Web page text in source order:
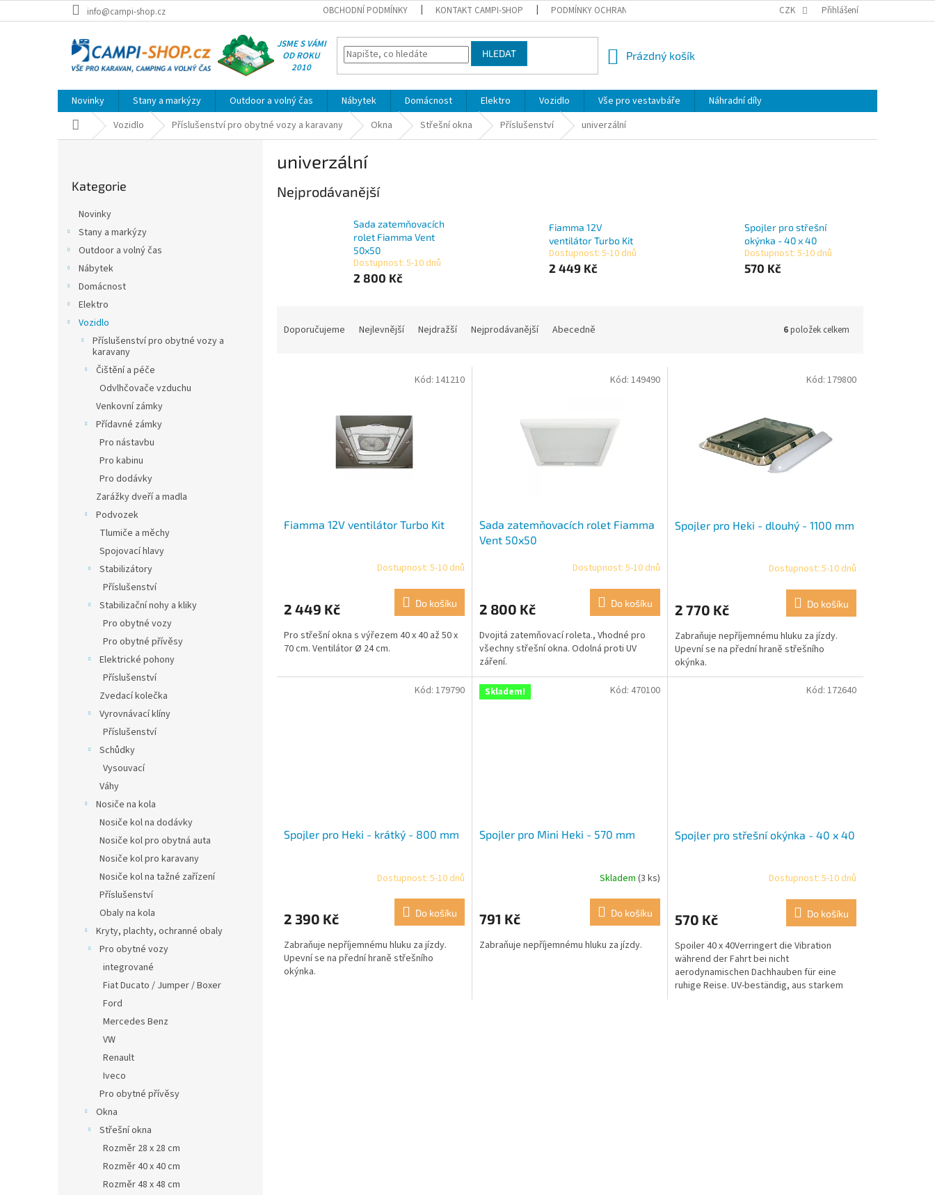
na
info@campi-shop.cz OBCHODNÍ PODMÍNKY KONTAKT CAMPI-SHOP PODMÍNKY OCHRANY OSOBNÍCH ÚDAJŮ REKLAMACE
CZK Přihlášení
JSME S VÁMI
OD ROKU
2010
HLEDAT
NÁKUPNÍ
Prázdný košík
Novinky Stany a markýzy Outdoor a volný čas Nábytek Domácnost Elektro Vozidlo Vše pro vestavbáře
Náhradní díly
Domů Vozidlo Příslušenství pro obytné vozy a karavany Okna Střešní okna Příslušenství univerzální
kategorie
Kategorie
Novinky
Stany a markýzy
Outdoor a volný čas
Nábytek
Domácnost
Elektro
Vozidlo
Příslušenství pro obytné vozy a
karavany
Čištění a péče
Odvlhčovače vzduchu
Venkovní zámky
Přídavné zámky
Pro nástavbu
Pro kabinu
Pro dodávky
Zarážky dveří a madla
Podvozek
Tlumiče a měchy
Spojovací hlavy
Stabilizátory
Příslušenství
Stabilizační nohy a kliky
Pro obytné vozy
Pro obytné přívěsy
Elektrické pohony
Příslušenství
Zvedací kolečka
Vyrovnávací klíny
Příslušenství
Schůdky
Vysouvací
Váhy
Nosiče na kola
Nosiče kol na dodávky
Nosiče kol pro obytná auta
Nosiče kol pro karavany
Nosiče kol na tažné zařízení
Příslušenství
Obaly na kola
Kryty, plachty, ochranné obaly
Pro obytné vozy
integrované
Fiat Ducato / Jumper / Boxer
Ford
Mercedes Benz
VW
Renault
Iveco
Pro obytné přívěsy
Okna
Střešní okna
Rozměr 28 x 28 cm
Rozměr 40 x 40 cm
Rozměr 48 x 48 cm
univerzální
Nejprodávanější
Sada zatemňovacích
rolet Fiamma Vent
50x50
Dostupnost: 5-10 dnů
2 800 Kč
Fiamma 12V
ventilátor Turbo Kit
Dostupnost: 5-10 dnů
2 449 Kč
Spojler pro střešní
okýnka - 40 x 40
Dostupnost: 5-10 dnů
570 Kč
Doporučujeme Nejlevnější Nejdražší Nejprodávanější Abecedně 6položek celkem
Fiamma 12V ventilátor Turbo Kit
Dostupnost: 5-10 dnů
2 449 Kč Do košíku
Pro střešní okna s výřezem 40 x 40 až 50 x
70 cm. Ventilátor Ø 24 cm.
Kód: 141210
Sada zatemňovacích rolet Fiamma
Vent 50x50
Dostupnost: 5-10 dnů
2 800 Kč Do košíku
Dvojitá zatemňovací roleta., Vhodné pro
všechny střešní okna. Odolná proti UV
záření.
Kód: 149490
Spojler pro Heki - dlouhý - 1100 mm
Dostupnost: 5-10 dnů
2 770 Kč Do košíku
Zabraňuje nepříjemnému hluku za jízdy.
Upevní se na přední hraně střešního
okýnka.
Kód: 179800
Spojler pro Heki - krátký - 800 mm
Dostupnost: 5-10 dnů
2 390 Kč Do košíku
Zabraňuje nepříjemnému hluku za jízdy.
Upevní se na přední hraně střešního
okýnka.
Kód: 179790 Skladem!
Spojler pro Mini Heki - 570 mm
Skladem (3 ks)
791 Kč Do košíku
Zabraňuje nepříjemnému hluku za jízdy.
Kód: 470100
Spojler pro střešní okýnka - 40 x 40
Dostupnost: 5-10 dnů
570 Kč Do košíku
Spoiler 40 x 40Verringert die Vibration
während der Fahrt bei nicht
aerodynamischen Dachhauben für eine
ruhige Reise. UV-beständig, aus starkem
Kód: 172640